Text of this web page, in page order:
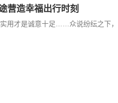
营造幸福出行时刻
用才是诚意十足……众说纷纭之下，